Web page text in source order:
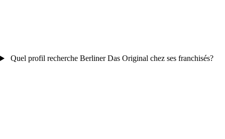
Quel profil recherche Berliner Das Original chez ses franchisés?